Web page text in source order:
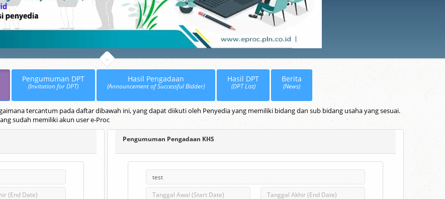
Pengumuman DPT
(Invitation for DPT)
Hasil Pengadaan
(Announcement of Successful Bidder)
Hasil DPT
(DPT List)
Berita
(News)
tercantum pada daftar dibawah ini, yang dapat diikuti oleh Penyedia yang memiliki bidang dan sub bidang usaha yang sesuai.
sudah memiliki akun user e-Proc
Pengumuman Pengadaan KHS